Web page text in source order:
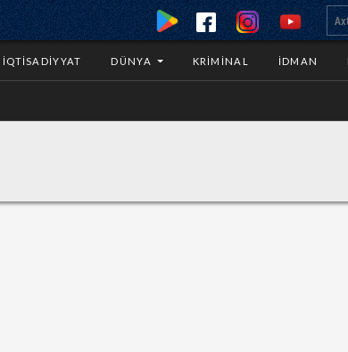
İQTISADIYYAT DÜNYA KRIMINAL İDMAN